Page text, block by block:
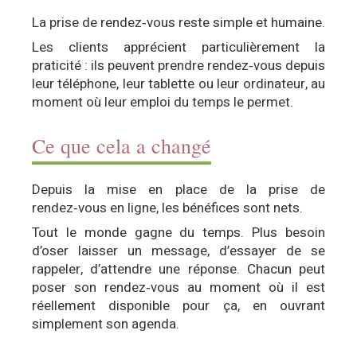
La prise de rendez‑vous reste simple et humaine.
Les clients apprécient particulièrement la
praticité : ils peuvent prendre rendez‑vous depuis
leur téléphone, leur tablette ou leur ordinateur, au
moment où leur emploi du temps le permet.
Ce que cela a changé
Depuis la mise en place de la prise de
rendez‑vous en ligne, les bénéfices sont nets.
Tout le monde gagne du temps. Plus besoin
d’oser laisser un message, d’essayer de se
rappeler, d’attendre une réponse. Chacun peut
poser son rendez‑vous au moment où il est
réellement disponible pour ça, en ouvrant
simplement son agenda.